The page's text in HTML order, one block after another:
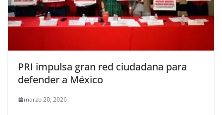
PRI impulsa gran red ciudadana para
defender a México
marzo 20, 2026